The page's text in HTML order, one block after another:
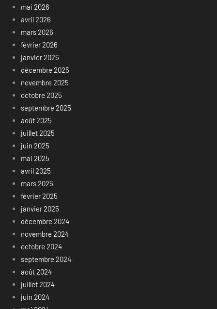
mai 2026
avril 2026
mars 2026
février 2026
janvier 2026
décembre 2025
novembre 2025
octobre 2025
septembre 2025
août 2025
juillet 2025
juin 2025
mai 2025
avril 2025
mars 2025
février 2025
janvier 2025
décembre 2024
novembre 2024
octobre 2024
septembre 2024
août 2024
juillet 2024
juin 2024